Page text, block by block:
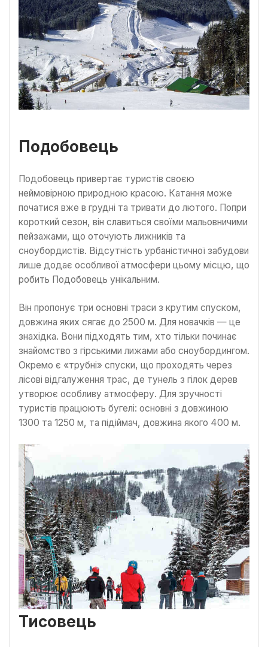
Подобовець
Подобовець привертає туристів своєю
неймовірною природною красою. Катання може
початися вже в грудні та тривати до лютого. Попри
короткий сезон, він славиться своїми мальовничими
пейзажами, що оточують лижників та
сноубордистів. Відсутність урбаністичної забудови
лише додає особливої атмосфери цьому місцю, що
робить Подобовець унікальним.
Він пропонує три основні траси з крутим спуском,
довжина яких сягає до 2500 м. Для новачків — це
знахідка. Вони підходять тим, хто тільки починає
знайомство з гірськими лижами або сноубордингом.
Окремо є «трубні» спуски, що проходять через
лісові відгалуження трас, де тунель з гілок дерев
утворює особливу атмосферу. Для зручності
туристів працюють бугелі: основні з довжиною
1300 та 1250 м, та підіймач, довжина якого 400 м.
Тисовець